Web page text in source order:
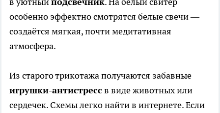
особенно эффектно смотрятся белые свечи —
создаётся мягкая, почти медитативная
атмосфера.
Из старого трикотажа получаются забавные
игрушки-антистресс в виде животных или
сердечек. Схемы легко найти в интернете. Если